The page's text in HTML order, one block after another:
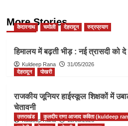
More Stories
केदारनाथ चमोली देहरादून रुद्रप्रयाग
हिमालय में बढ़ती भीड़ : नई त्रासदी को दे
Kuldeep Rana
31/05/2026
देहरादून
पोखरी
राजकीय जूनियर हाईस्कूल शिक्षकों में
चेतावनी
Kuldeep Rana 12/05/2026
उत्तराखंड कुलदीप राणा आजाद कविता (kuldeep